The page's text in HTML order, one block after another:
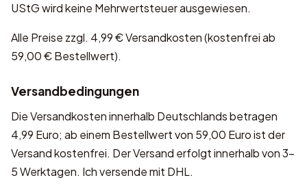
UStG wird keine Mehrwertsteuer ausgewiesen.
Alle Preise zzgl. 4,99 € Versandkosten (kostenfrei ab
59,00 € Bestellwert).
Versandbedingungen
Die Versandkosten innerhalb Deutschlands betragen
4,99 Euro; ab einem Bestellwert von 59,00 Euro ist der
Versand kostenfrei. Der Versand erfolgt innerhalb von 3–
5 Werktagen. Ich versende mit DHL.